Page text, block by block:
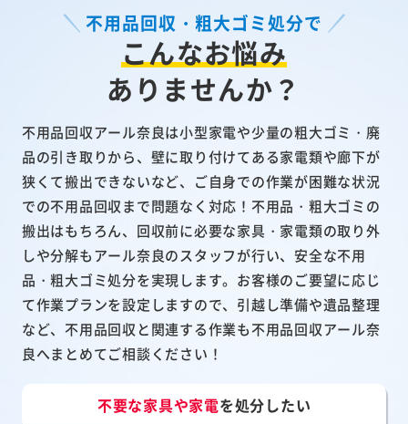
不用品回収・粗大ゴミ処分で
こんなお悩み
ありませんか？
不用品回収アール奈良は小型家電や少量の粗大ゴミ・廃
品の引き取りから、壁に取り付けてある家電類や廊下が
狭くて搬出できないなど、ご自身での作業が困難な状況
での不用品回収まで問題なく対応！不用品・粗大ゴミの
搬出はもちろん、回収前に必要な家具・家電類の取り外
しや分解もアール奈良のスタッフが行い、安全な不用
品・粗大ゴミ処分を実現します。お客様のご要望に応じ
て作業プランを設定しますので、引越し準備や遺品整理
など、不用品回収と関連する作業も不用品回収アール奈
良へまとめてご相談ください！
不要な家具や家電を処分したい